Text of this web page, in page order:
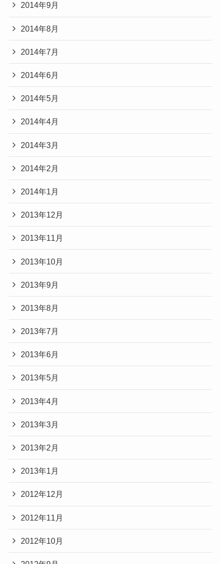
2014年9月
2014年8月
2014年7月
2014年6月
2014年5月
2014年4月
2014年3月
2014年2月
2014年1月
2013年12月
2013年11月
2013年10月
2013年9月
2013年8月
2013年7月
2013年6月
2013年5月
2013年4月
2013年3月
2013年2月
2013年1月
2012年12月
2012年11月
2012年10月